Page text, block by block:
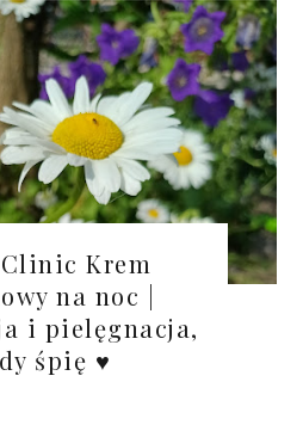
Krem
na noc |
i pielęgnacja,
śpię ♥